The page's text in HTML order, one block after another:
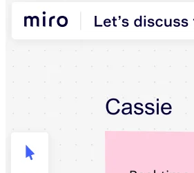
Доска
Диаграммы
TalkTrack
Таблицы
Слайды
Кейсы
Избранное
Изучите руководства